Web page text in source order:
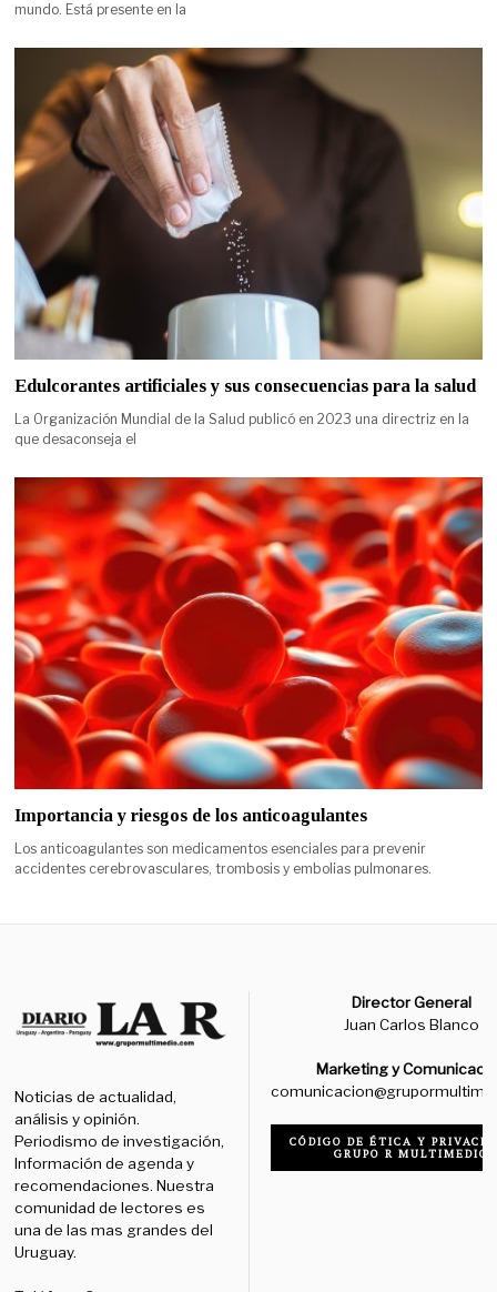
mundo. Está presente en la
Edulcorantes artificiales y sus consecuencias para la salud
La Organización Mundial de la Salud publicó en 2023 una directriz en la
que desaconseja el
Importancia y riesgos de los anticoagulantes
Los anticoagulantes son medicamentos esenciales para prevenir
accidentes cerebrovasculares, trombosis y embolias pulmonares.
Noticias de actualidad,
análisis y opinión.
Periodismo de investigación,
Información de agenda y
recomendaciones. Nuestra
comunidad de lectores es
una de las mas grandes del
Uruguay.
Director General
Juan Carlos Blanco
Marketing y
CÓDIGO DE ÉTICA Y
GRUPO R MULTIMEDIO